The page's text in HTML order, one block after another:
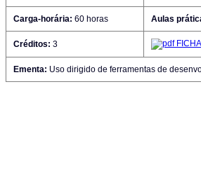
Carga-horária: 60 horas Aulas
Créditos: 3
Ementa: Uso dirigido de ferramentas de